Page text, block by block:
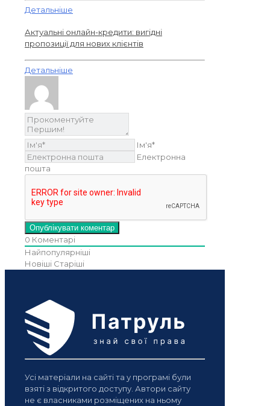
Детальніше
Актуальні онлайн-кредити: вигідні
пропозиції для нових клієнтів
Детальніше
Ім'я*
Електронна
пошта
0 Коментарі
Найпопулярніші
Новіші Старіші
Усі матеріали на сайті та у програмі були
взяті з відкритого доступу. Автори сайту
не є власниками розміщених на ньому